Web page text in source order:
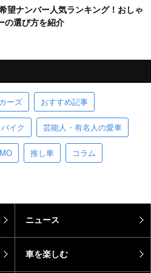
望ナンバー人気ランキング！おしゃ
の選び方を紹介
ーズ おすすめ記事
バイク 芸能人・有名人の愛車
推し車 コラム
ニュース
車を楽しむ